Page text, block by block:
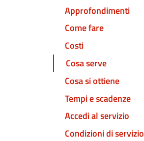
Approfondimenti
Come fare
Costi
Cosa serve
Cosa si ottiene
Tempi e scadenze
Accedi al servizio
Condizioni di servizio